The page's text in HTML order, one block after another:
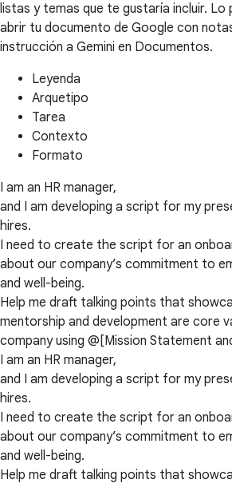
listas y temas que te gustaría incluir. Lo
abrir tu documento de Google con
instrucción a Gemini en Documentos.
Leyenda
Arquetipo
Tarea
Contexto
Formato
I am an HR manager,
and I am developing a script for my
hires.
I need to create the script for an
about our company’s commitment to
and well-being.
Help me draft talking points that
mentorship and development are core
company using @[Mission Statement
I am an HR manager,
and I am developing a script for my
hires.
I need to create the script for an
about our company’s commitment to
and well-being.
Help me draft talking points that